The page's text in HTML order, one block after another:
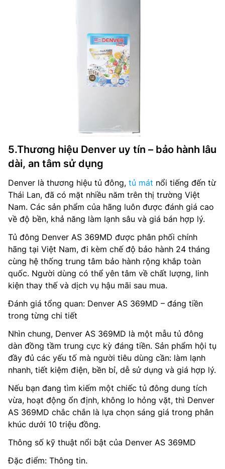
5.Thương hiệu Denver uy tín – bảo hành lâu
dài, an tâm sử dụng
Denver là thương hiệu tủ đông, tủ mát nổi tiếng đến từ
Thái Lan, đã có mặt nhiều năm trên thị trường Việt
Nam. Các sản phẩm của hãng luôn được đánh giá cao
về độ bền, khả năng làm lạnh sâu và giá bán hợp lý.
Tủ đông Denver AS 369MD được phân phối chính
hãng tại Việt Nam, đi kèm chế độ bảo hành 24 tháng
cùng hệ thống trung tâm bảo hành rộng khắp toàn
quốc. Người dùng có thể yên tâm về chất lượng, linh
kiện thay thế và dịch vụ hậu mãi sau mua.
Đánh giá tổng quan: Denver AS 369MD – đáng tiền
trong từng chi tiết
Nhìn chung, Denver AS 369MD là một mẫu tủ đông
dàn đồng tầm trung cực kỳ đáng tiền. Sản phẩm hội tụ
đầy đủ các yếu tố mà người tiêu dùng cần: làm lạnh
nhanh, tiết kiệm điện, bền bỉ, dễ sử dụng và giá hợp lý.
Nếu bạn đang tìm kiếm một chiếc tủ đông dung tích
vừa, hoạt động ổn định, không lo hỏng vặt, thì Denver
AS 369MD chắc chắn là lựa chọn sáng giá trong phân
khúc dưới 10 triệu đồng.
Thông số kỹ thuật nổi bật của Denver AS 369MD
Đặc điểm: Thông tin.